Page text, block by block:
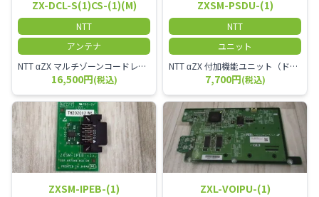
ZX-DCL-S(1)CS-(1)(M)
NTT
アンテナ
NTT αZX マルチゾーンコードレススターアンテナ(マスター)
16,500円(税込)
ZXSM-PSDU-(1)
NTT
ユニット
NTT αZX 付加機能ユニット（ドアホンなど）
7,700円(税込)
ZXSM-IPEB-(1) ZXL-VOIPU-(1)